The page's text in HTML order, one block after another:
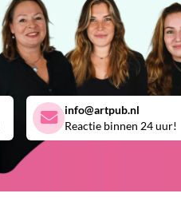
info@artpub.nl
Reactie binnen 24 uur!